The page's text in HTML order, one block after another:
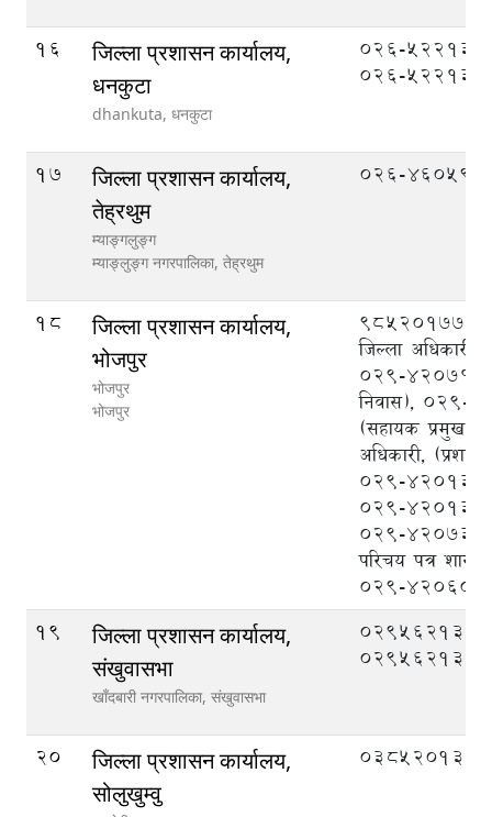
16
जिल्ला प्रशासन कार्यालय,
धनकुटा
dhankuta, धनकुटा
०२६-५२२१३१,
०२६-५२२१३२
17
जिल्ला प्रशासन कार्यालय,
तेह्रथुम
म्याङ्गलुङ्ग
म्याङ्लुङ्ग नगरपालिका, तेह्रथुम
026-460599
18
जिल्ला प्रशासन कार्यालय,
भोजपुर
भोजपुर
भोजपुर
९८५२०१७७७७
जिल्ला अधिकारी),
०२९-४२०७१५
निवास), ०२९-
(सहायक प्रमुख
अधिकारी, (प्रशासन
०२९-
०२९-४२०१३३/
०२९-४२०७३०
परिचय पत्र शाखा
०२९-४२०६०१)
19
जिल्ला प्रशासन कार्यालय,
संखुवासभा
खाँदबारी नगरपालिका, संखुवासभा
029562133,
029562134
20
जिल्ला प्रशासन कार्यालय,
सोलुखुम्वु
038520132